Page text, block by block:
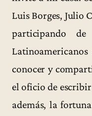
Luis Borges, Julio
participando
conocer y
el oficio de
además, la